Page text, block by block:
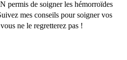
permis de soigner les hémorroïdes
mes conseils pour soigner vos
ne le regretterez pas !